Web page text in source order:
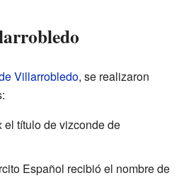
Villarrobledo, se realizaron
título de vizconde de
Español recibió el nombre de